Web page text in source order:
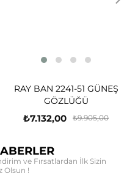
RAY BAN 2241-51 GÜNEŞ
GÖZLÜĞÜ
₺7.132,00 ₺9.905,00
ve Fırsatlardan İlk Sizin
Olsun !